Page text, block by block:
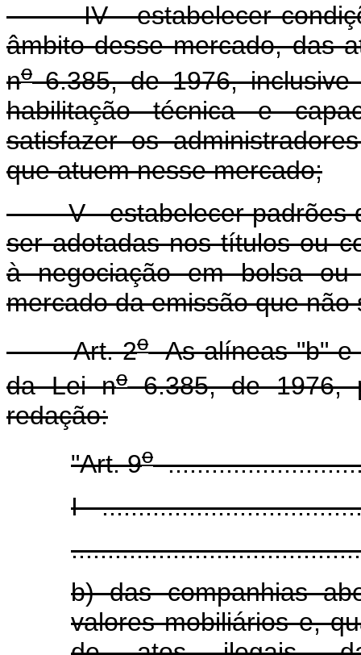
IV - estabelecer
âmbito desse mercado, das
no6.385, de 1976, inclusive
habilitação técnica e
satisfazer os
que atuem nesse mercado;
V - estabelecer padrões
ser adotadas nos títulos ou
à negociação em bolsa
mercado da emissão que
Art. 2oAs alíneas "b" e
da Lei no6.385, de 1976,
redação:
"Art. 9o
I -
b) das companhias
valores mobiliários e,